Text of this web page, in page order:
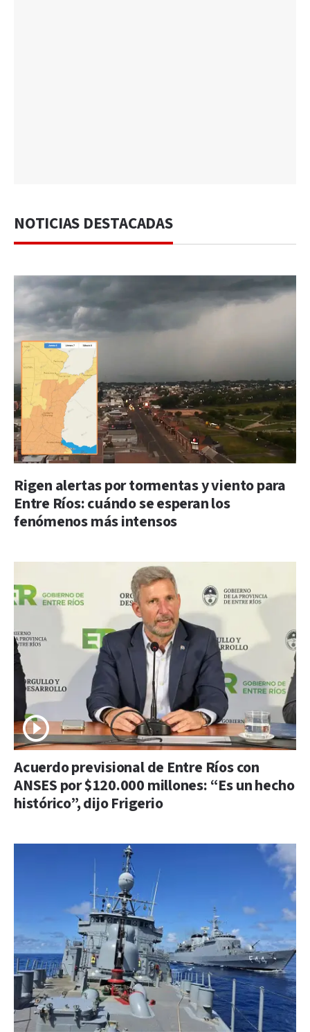
NOTICIAS DESTACADAS
Rigen alertas por tormentas y viento para
Entre Ríos: cuándo se esperan los
fenómenos más intensos
Acuerdo previsional de Entre Ríos con
ANSES por $120.000 millones: “Es un hecho
histórico”, dijo Frigerio